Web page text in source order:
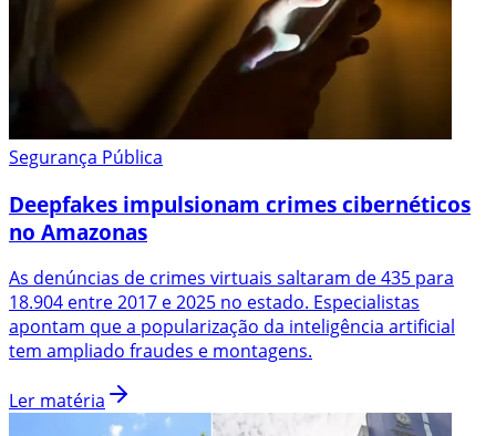
Segurança Pública
Deepfakes impulsionam crimes cibernéticos
no Amazonas
As denúncias de crimes virtuais saltaram de 435 para
18.904 entre 2017 e 2025 no estado. Especialistas
apontam que a popularização da inteligência artificial
tem ampliado fraudes e montagens.
Ler matéria